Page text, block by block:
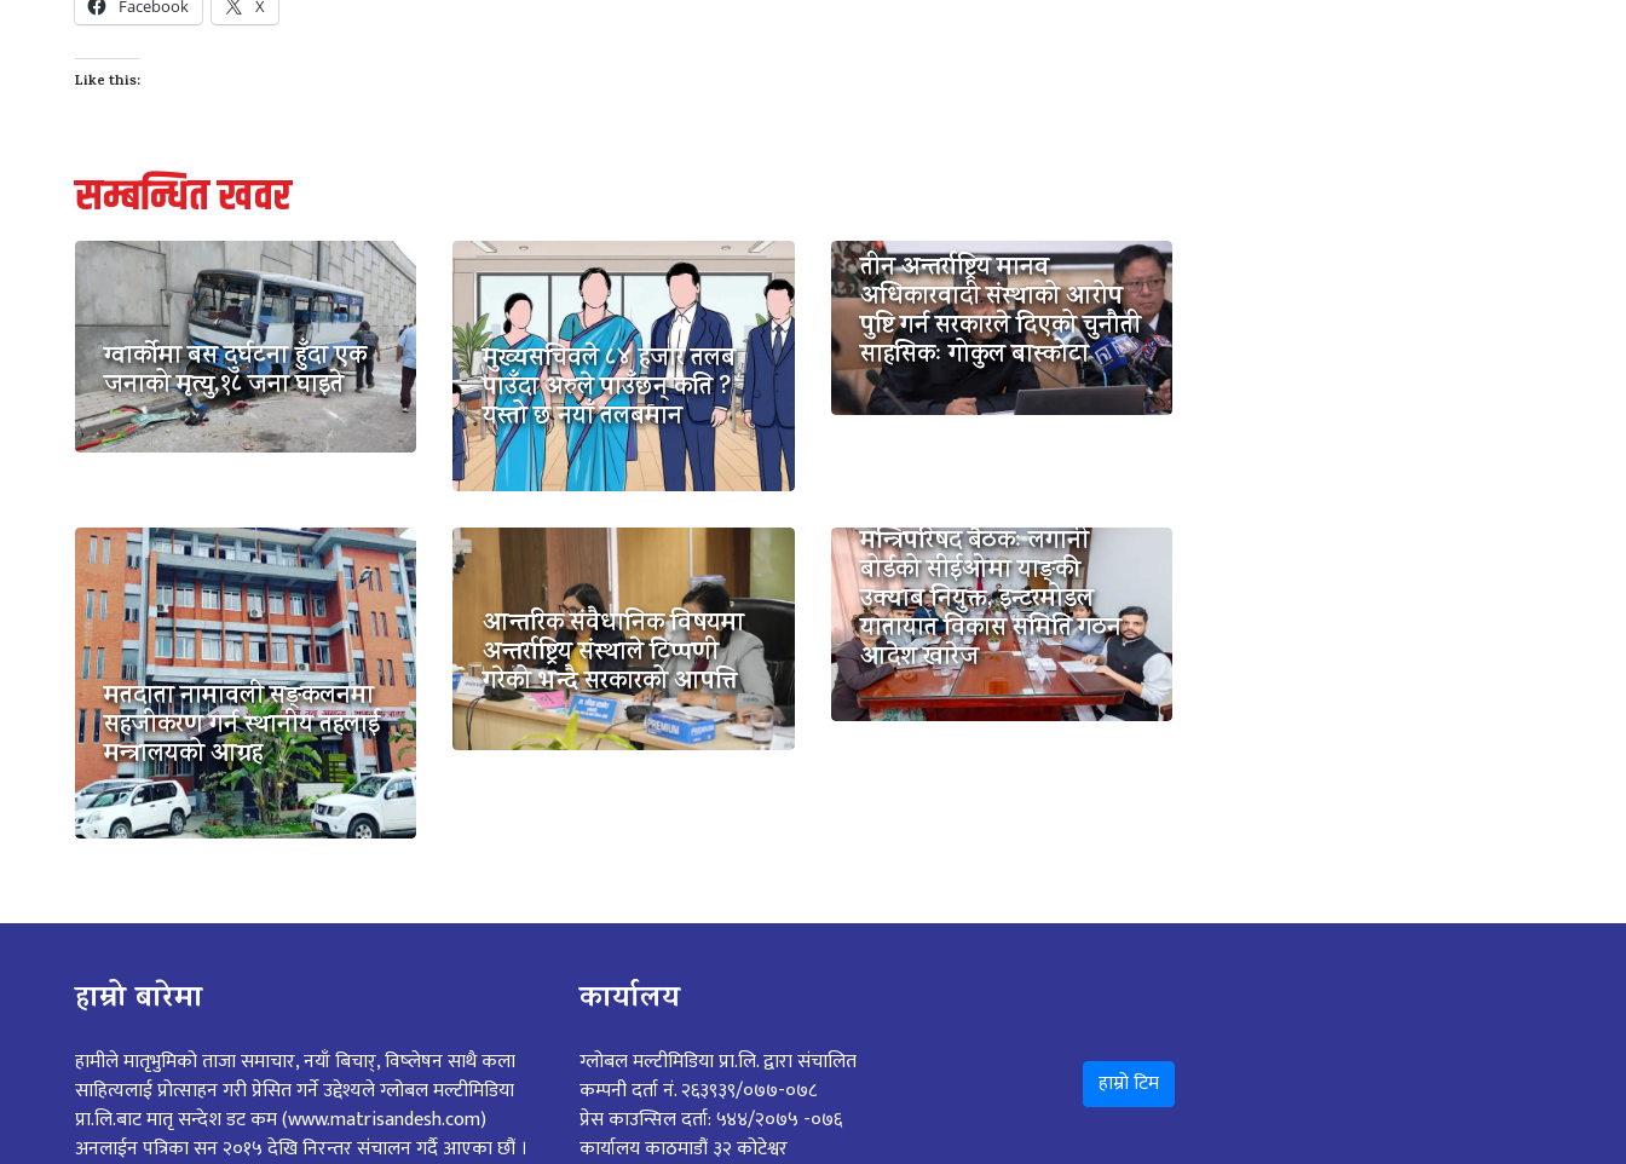
Facebook X
Like this:
सम्बन्धित खवर
ग्वार्कोमा बस दुर्घटना हुँदा एक
जनाको मृत्यु,१८ जना घाइते
मुख्यसचिवले ८४ हजार तलब
पाउँदा अरुले पाउँछन् कति ?
यस्तो छ नयाँ तलबमान
तीन अन्तर्राष्ट्रिय मानव
अधिकारवादी संस्थाको आरोप
पुष्टि गर्न सरकारले दिएको चुनौती
साहसिकः गोकुल बास्कोटा
मतदाता नामावली सङ्कलनमा
सहजीकरण गर्न स्थानीय तहलाई
मन्त्रालयको आग्रह
आन्तरिक संवैधानिक विषयमा
अन्तर्राष्ट्रिय संस्थाले टिप्पणी
गरेको भन्दै सरकारको आपत्ति
मन्त्रिपरिषद बैठकः लगानी
बोर्डको सीईओमा याङ्की
उक्याब नियुक्त, इन्टरमोडल
यातायात विकास समिति गठन
आदेश खारेज
हाम्रो बारेमा
हामीले मातृभुमिको ताजा समाचार, नयाँ बिचार्, विष्लेषन साथै कला
साहित्यलाई प्रोत्साहन गरी प्रेसित गर्ने उद्देश्यले ग्लोबल मल्टीमिडिया
प्रा.लि.बाट मातृ सन्देश डट कम (www.matrisandesh.com)
अनलाईन पत्रिका सन २०१५ देखि निरन्तर संचालन गर्दै आएका छौं ।
कार्यालय
ग्लोबल मल्टीमिडिया प्रा.लि. द्वारा संचालित
कम्पनी दर्ता नं. २६३९३९/०७७-०७८
प्रेस काउन्सिल दर्ता: ५४४/२०७५ -०७६
कार्यालय काठमाडौं ३२ कोटेश्वर
हाम्रो टिम